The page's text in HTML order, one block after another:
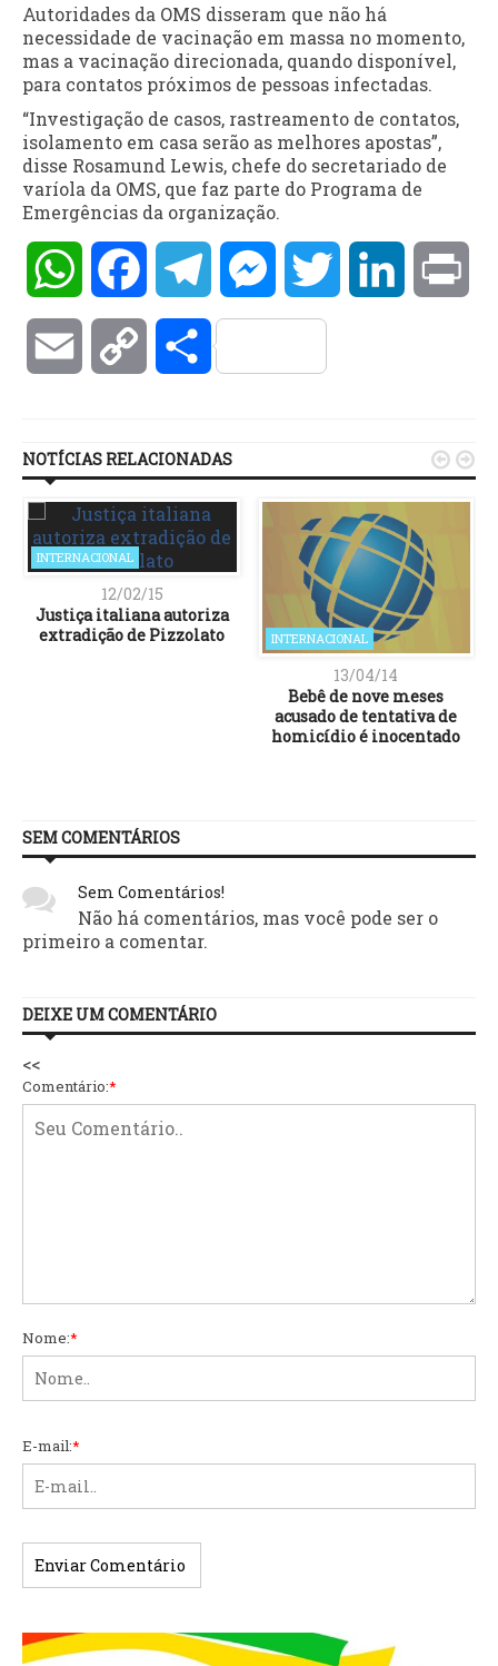
Autoridades da OMS disseram que não há
necessidade de vacinação em massa no momento,
mas a vacinação direcionada, quando disponível,
para contatos próximos de pessoas infectadas.
“Investigação de casos, rastreamento de contatos,
isolamento em casa serão as melhores apostas”,
disse Rosamund Lewis, chefe do secretariado de
varíola da OMS, que faz parte do Programa de
Emergências da organização.
WhatsAppFacebookTelegramMessengerTwitter LinkedIn
Email Copy Compartilhar
NOTÍCIAS RELACIONADAS
INTERNACIONAL
12/02/15
Justiça italiana autoriza
extradição de Pizzolato
INTERNACIONAL
13/04/14
Bebê de nove meses
acusado de tentativa de
homicídio é inocentado
 
SEM COMENTÁRIOS
Sem Comentários!
Não há comentários, mas você pode ser o
primeiro a comentar.
DEIXE UM COMENTÁRIO
<<
Comentário:*
Nome:*
E-mail:*